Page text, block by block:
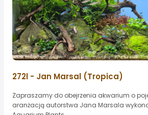
272l - Jan Marsal (Tropica)
Zapraszamy do obejrzenia akwarium o
aranżacją autorstwa Jana Marsala